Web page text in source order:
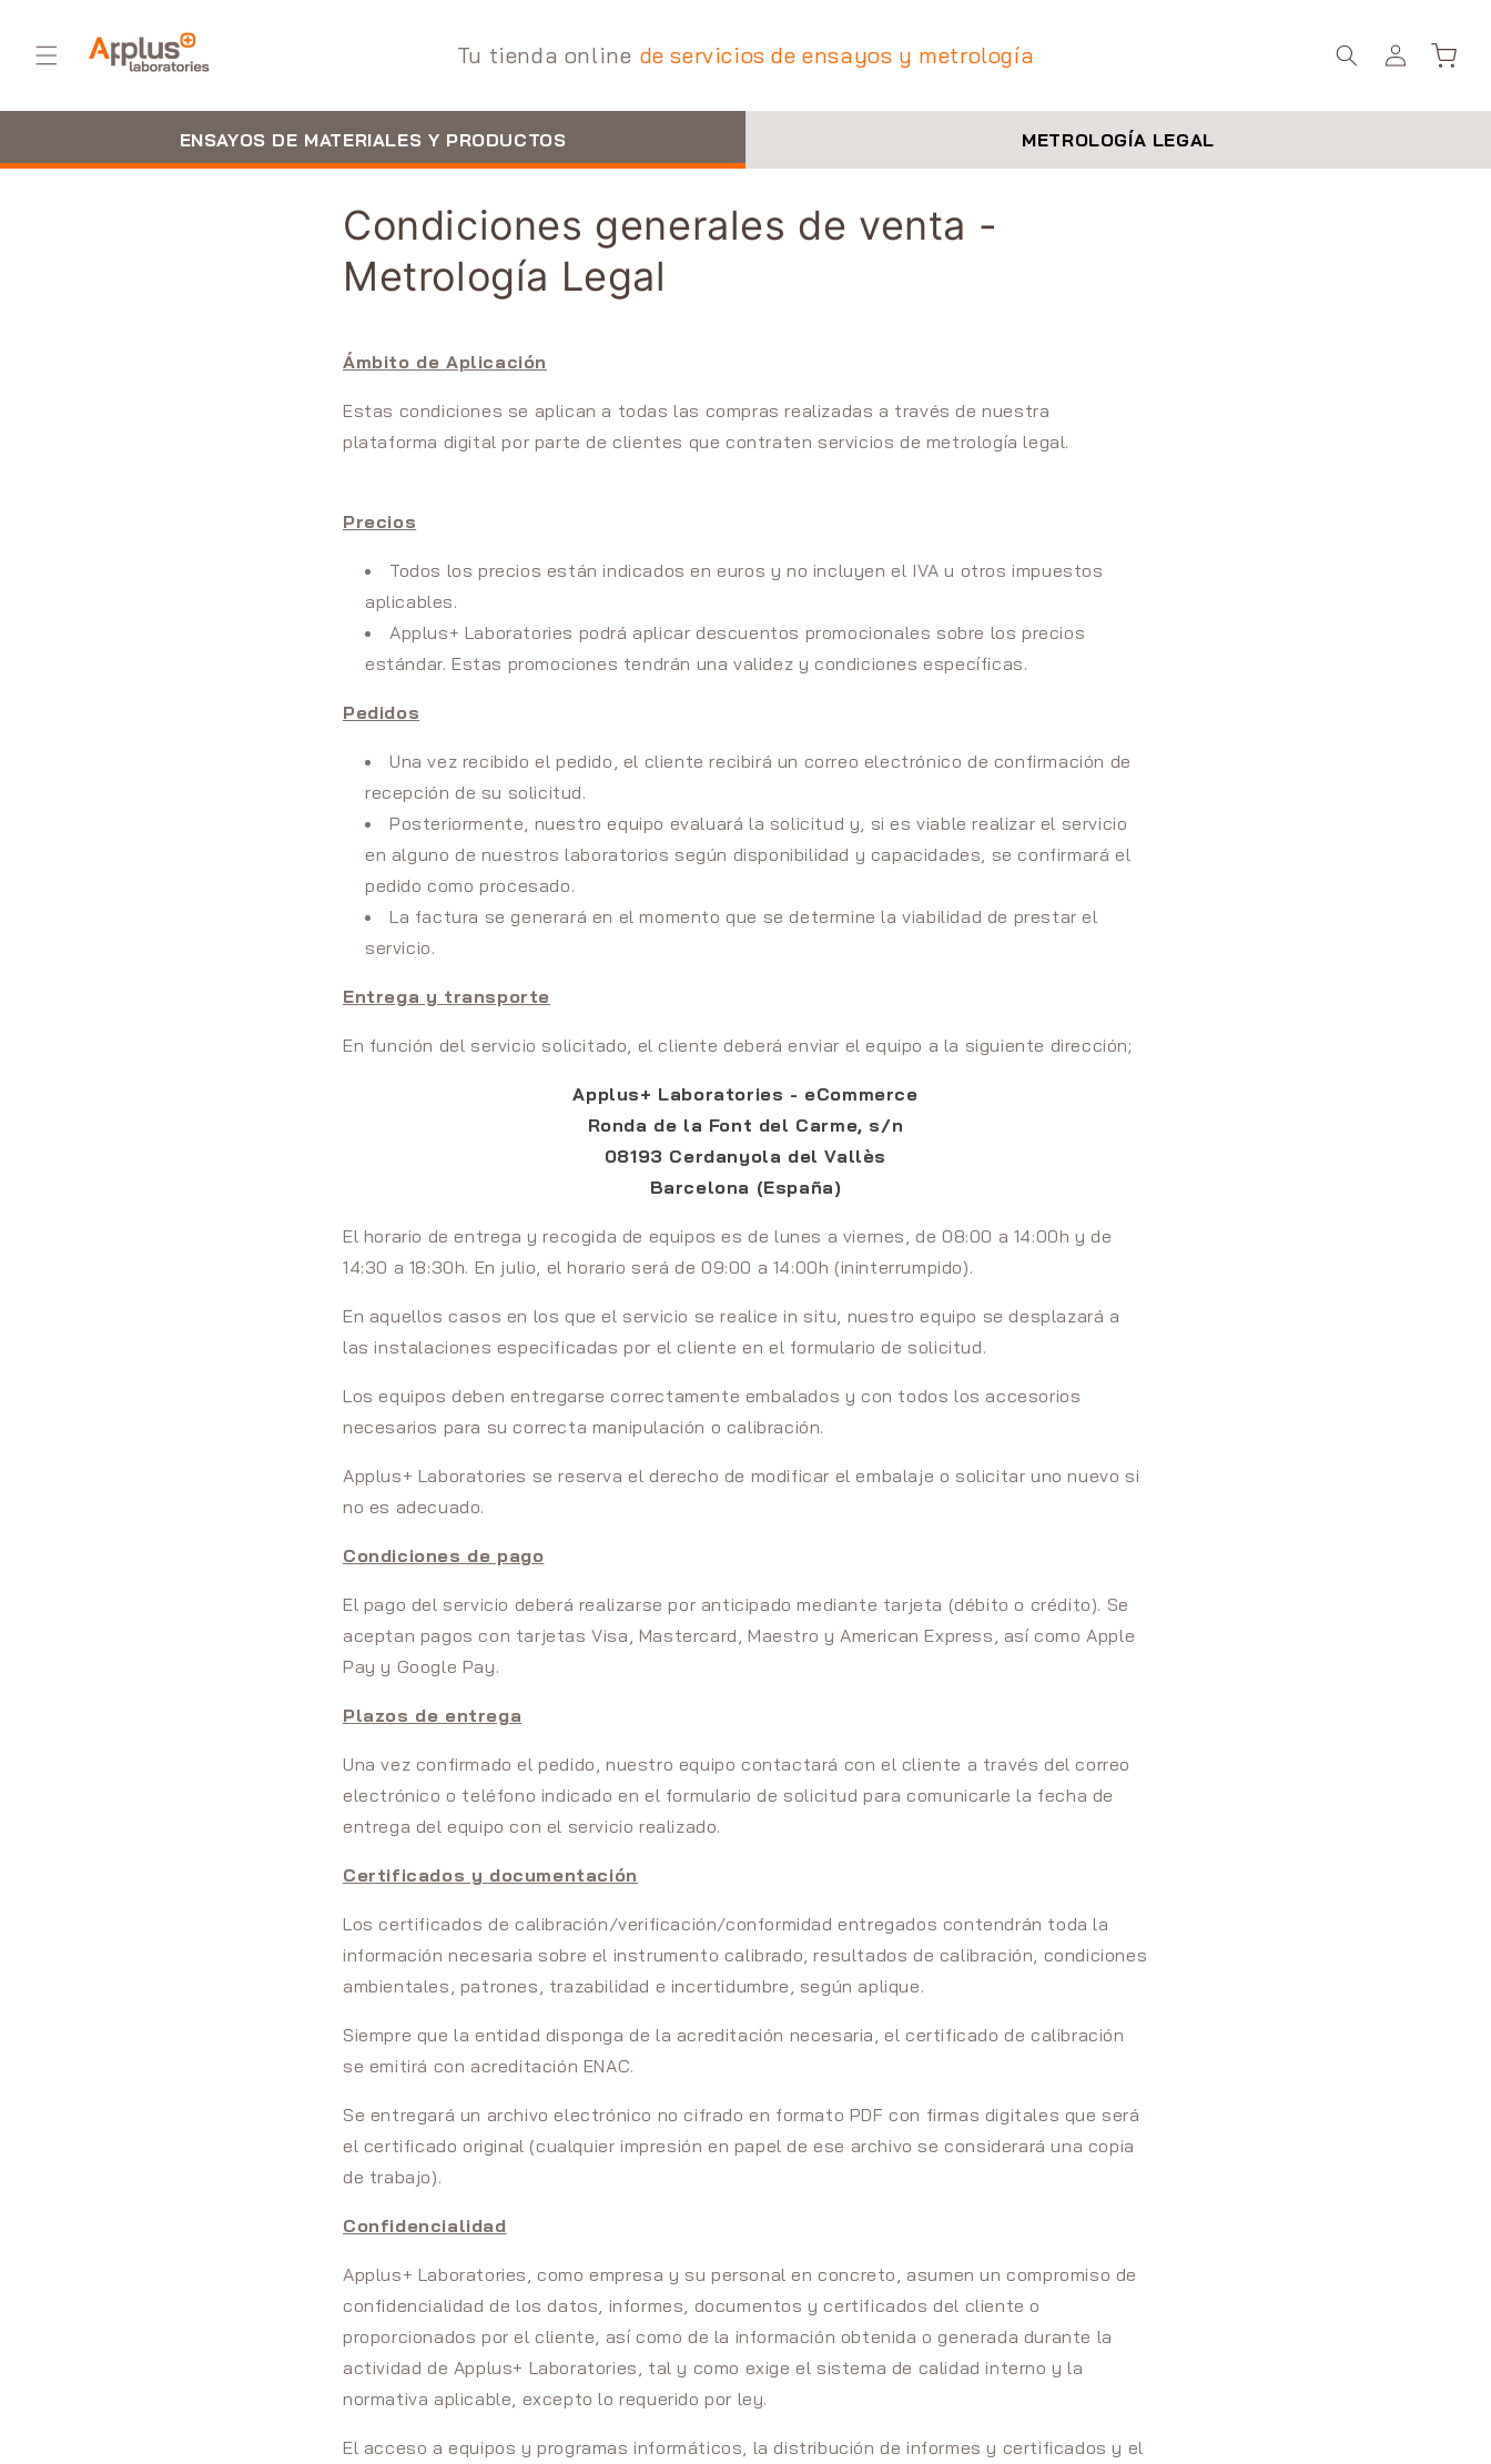
al contenido
Tu tienda online de servicios de ensayos y metrología
Iniciar
sesión
Carrito
ENSAYOS DE MATERIALES Y PRODUCTOS METROLOGÍA LEGAL
Condiciones generales de venta -
Metrología Legal
Ámbito de Aplicación
Estas condiciones se aplican a todas las compras realizadas a través de nuestra
plataforma digital por parte de clientes que contraten servicios de metrología legal.
Precios
Todos los precios están indicados en euros y no incluyen el IVA u otros impuestos
aplicables.
Applus+ Laboratories podrá aplicar descuentos promocionales sobre los precios
estándar. Estas promociones tendrán una validez y condiciones específicas.
Pedidos
Una vez recibido el pedido, el cliente recibirá un correo electrónico de confirmación de
recepción de su solicitud.
Posteriormente, nuestro equipo evaluará la solicitud y, si es viable realizar el servicio
en alguno de nuestros laboratorios según disponibilidad y capacidades, se confirmará el
pedido como procesado.
La factura se generará en el momento que se determine la viabilidad de prestar el
servicio.
Entrega y transporte
En función del servicio solicitado, el cliente deberá enviar el equipo a la siguiente dirección;
Applus+ Laboratories - eCommerce
Ronda de la Font del Carme, s/n
08193 Cerdanyola del Vallès
Barcelona (España)
El horario de entrega y recogida de equipos es de lunes a viernes, de 08:00 a 14:00h y de
14:30 a 18:30h. En julio, el horario será de 09:00 a 14:00h (ininterrumpido).
En aquellos casos en los que el servicio se realice in situ, nuestro equipo se desplazará a
las instalaciones especificadas por el cliente en el formulario de solicitud.
Los equipos deben entregarse correctamente embalados y con todos los accesorios
necesarios para su correcta manipulación o calibración.
Applus+ Laboratories se reserva el derecho de modificar el embalaje o solicitar uno nuevo si
no es adecuado.
Condiciones de pago
El pago del servicio deberá realizarse por anticipado mediante tarjeta (débito o crédito). Se
aceptan pagos con tarjetas Visa, Mastercard, Maestro y American Express, así como Apple
Pay y Google Pay.
Plazos de entrega
Una vez confirmado el pedido, nuestro equipo contactará con el cliente a través del correo
electrónico o teléfono indicado en el formulario de solicitud para comunicarle la fecha de
entrega del equipo con el servicio realizado.
Certificados y documentación
Los certificados de calibración/verificación/conformidad entregados contendrán toda la
información necesaria sobre el instrumento calibrado, resultados de calibración, condiciones
ambientales, patrones, trazabilidad e incertidumbre, según aplique.
Siempre que la entidad disponga de la acreditación necesaria, el certificado de calibración
se emitirá con acreditación ENAC.
Se entregará un archivo electrónico no cifrado en formato PDF con firmas digitales que será
el certificado original (cualquier impresión en papel de ese archivo se considerará una copia
de trabajo).
Confidencialidad
Applus+ Laboratories, como empresa y su personal en concreto, asumen un compromiso de
confidencialidad de los datos, informes, documentos y certificados del cliente o
proporcionados por el cliente, así como de la información obtenida o generada durante la
actividad de Applus+ Laboratories, tal y como exige el sistema de calidad interno y la
normativa aplicable, excepto lo requerido por ley.
El acceso a equipos y programas informáticos, la distribución de informes y certificados y el